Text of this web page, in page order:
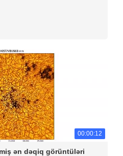
00:00:12
ən dəqiq görüntüləri